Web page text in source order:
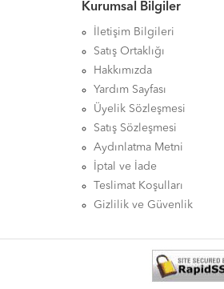
Kurumsal Bilgiler
İletişim Bilgileri
Satış Ortaklığı
Hakkımızda
Yardım Sayfası
Üyelik Sözleşmesi
Satış Sözleşmesi
Aydınlatma Metni
İptal ve İade
Teslimat Koşulları
Gizlilik ve Güvenlik